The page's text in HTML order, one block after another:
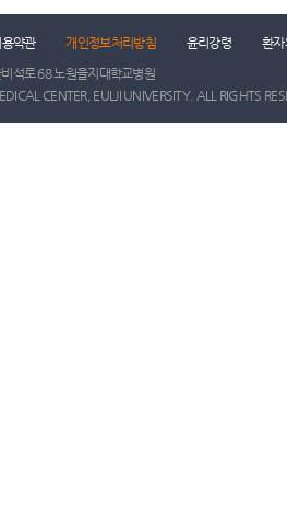
용약관 개인정보처리방침 윤리강령
환자
석로 68 노원을지대학교병원
CENTER, EULJI UNIVERSITY. ALL RIGHTS